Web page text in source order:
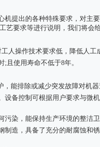
提出的各种特殊要求，对主要
要求等进行说明，我们将会
人操作技术要求低，降低人工
且使用寿命不低于8年。
能排除或减少突发故障对机器
备控制可根据用户要求与微
染，能保持生产环境的整洁卫
造，具备了充分的耐腐蚀和